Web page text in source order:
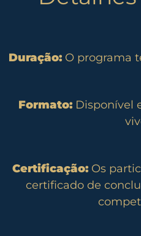
Duração:O programa
Formato: Disponível
Certificação: Os
certificado de